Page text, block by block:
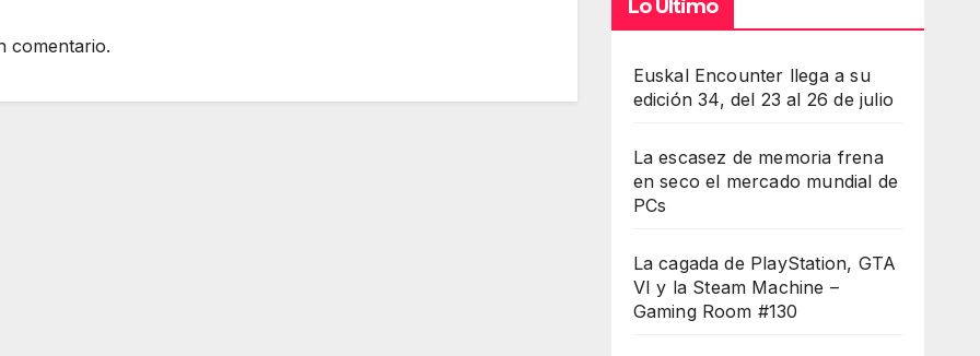
comentario.
Lo Último
Euskal Encounter llega a su
edición 34, del 23 al 26 de julio
La escasez de memoria frena
en seco el mercado mundial de
PCs
La cagada de PlayStation, GTA
VI y la Steam Machine –
Gaming Room #130